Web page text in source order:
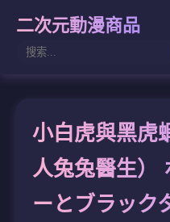
二次元動漫商品
小白虎與黑虎
人兔兔醫生）
ーとブラック